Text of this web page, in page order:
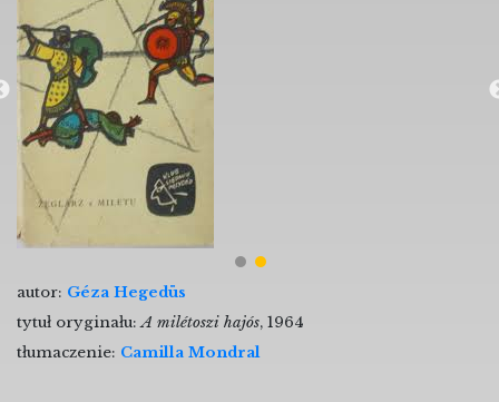
autor: Géza Hegedüs
tytuł oryginału:A milétoszi hajós, 1964
tłumaczenie: Camilla Mondral